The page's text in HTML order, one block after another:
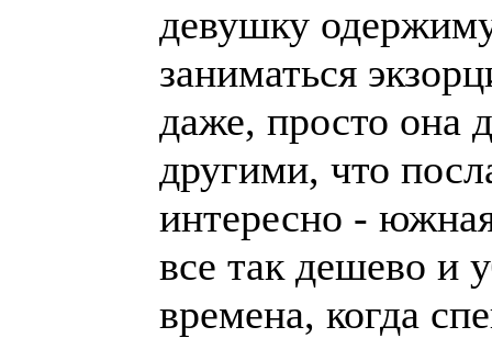
девушку
заниматься
даже, просто она
другими, что
интересно -
все так дешево и
времена, когда